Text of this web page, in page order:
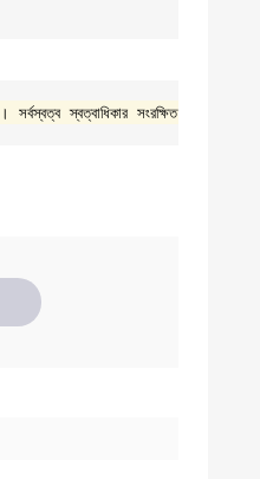
। সর্বস্বত্ব স্বত্বাধিকার সংরক্ষিত ©